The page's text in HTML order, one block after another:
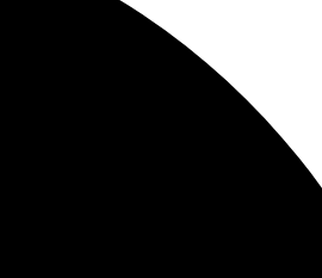
что есть несколько вариантов